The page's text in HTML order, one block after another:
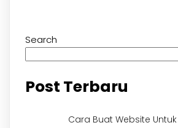
Search
Post Terbaru
Cara Buat Website